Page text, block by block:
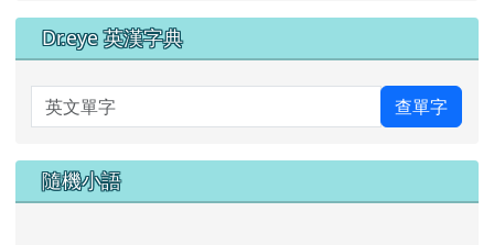
Dr.eye 英漢字典
英文單字 查單字
隨機小語